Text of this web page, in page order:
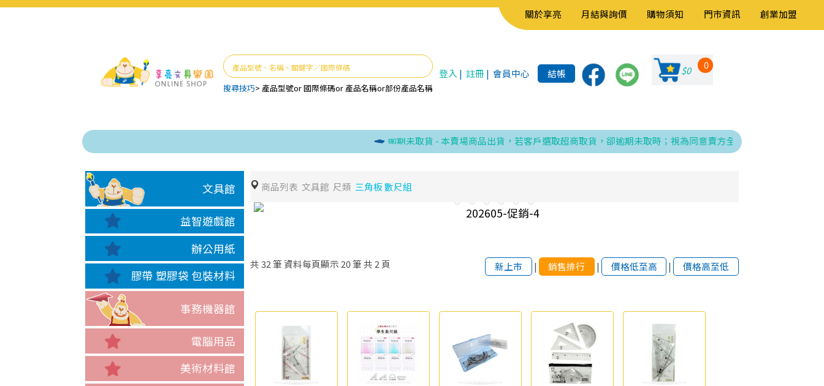
關於享亮 月結與詢價 購物須知 門市資訊 創業加盟
搜尋技巧> 產品型號or國際條碼or 產品名稱or部份產品名稱
登入 | 註冊 | 會員中心 結帳 $0 0
逾期未取貨 - 本賣場商品出貨，若客戶選取超商取貨，卻逾期未取時；視為同意賣方全權處理發票、折讓與銷貨退
文具館
益智遊戲館
辦公用紙
膠帶 塑膠袋 包裝材料
事務機器館
電腦用品
美術材料館
商品列表 文具館 尺類 三角板 數尺組
共 32 筆 資料每頁顯示 20筆 共 2 頁 新上市 | 銷售排行 | 價格低至高 | 價格高至低